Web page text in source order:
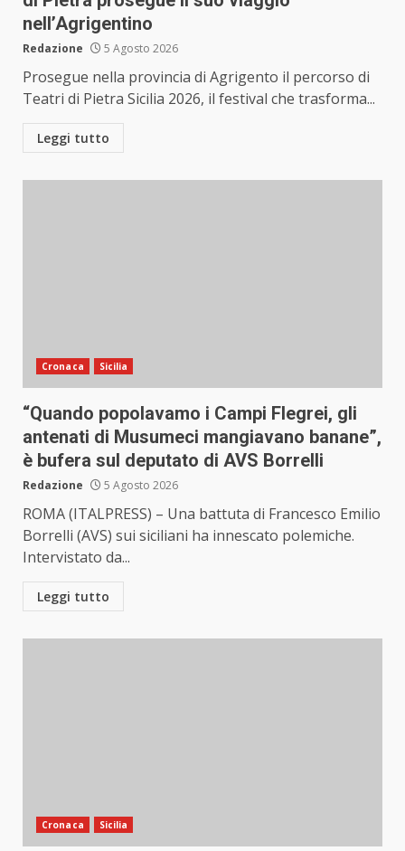
nell’Agrigentino
Redazione 5 Agosto 2026
Prosegue nella provincia di Agrigento il percorso di
Teatri di Pietra Sicilia 2026, il festival che trasforma...
Leggi tutto
Cronaca Sicilia
“Quando popolavamo i Campi Flegrei, gli
antenati di Musumeci mangiavano banane”,
è bufera sul deputato di AVS Borrelli
Redazione 5 Agosto 2026
ROMA (ITALPRESS) – Una battuta di Francesco Emilio
Borrelli (AVS) sui siciliani ha innescato polemiche.
Intervistato da...
Leggi tutto
Cronaca Sicilia